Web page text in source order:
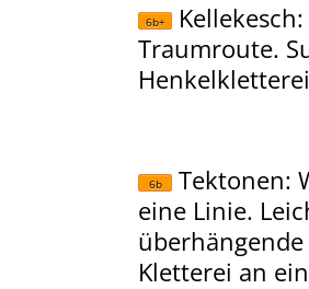
6b+ Kellekesch:
Traumroute.
6b Tektonen:
eine Linie.
überhängende
Kletterei an